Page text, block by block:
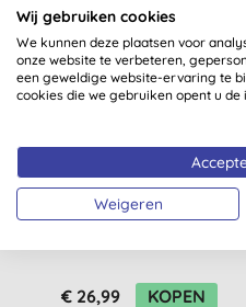
UpCircle Gezichtsolie
Jojoba
€ 26,99 KOPEN
Wij gebruiken cookies
We kunnen deze plaatsen voor
onze website te verbeteren,
een geweldige website-ervaring te
cookies die we gebruiken opent u de
Weigeren